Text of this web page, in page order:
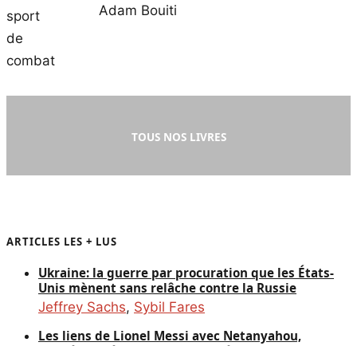
Adam Bouiti
TOUS NOS LIVRES
ARTICLES LES + LUS
Ukraine: la guerre par procuration que les États-
Unis mènent sans relâche contre la Russie
Jeffrey Sachs, Sybil Fares
Les liens de Lionel Messi avec Netanyahou,